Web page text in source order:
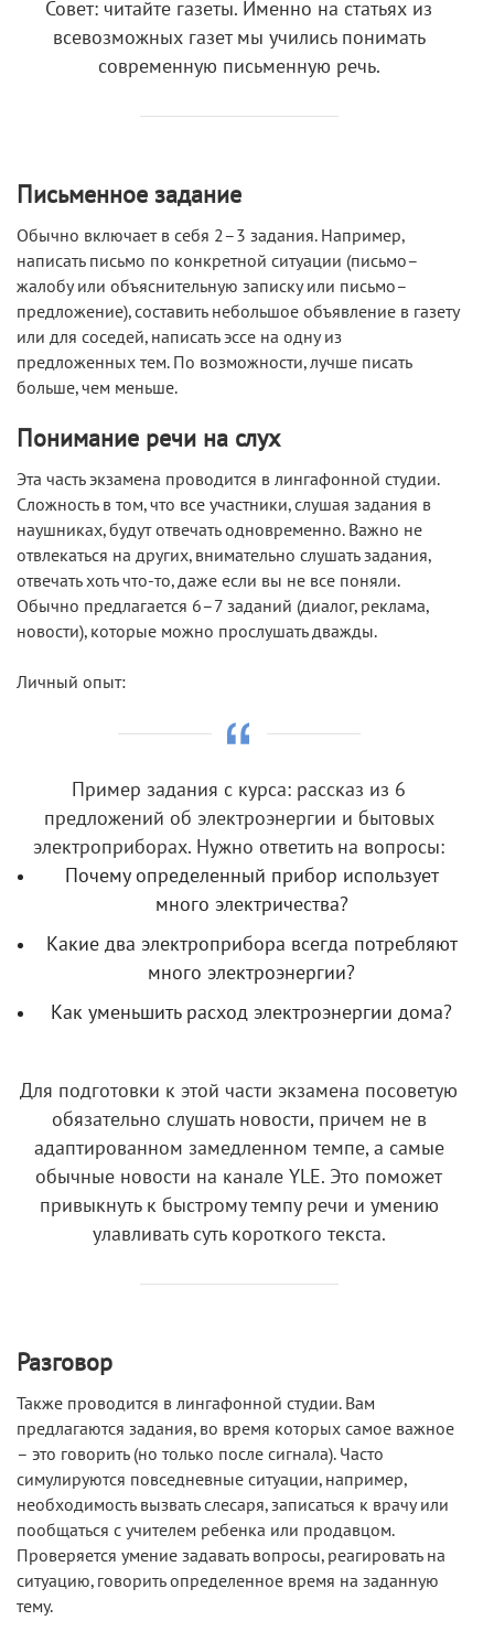
Совет: читайте газеты. Именно на статьях из
всевозможных газет мы учились понимать
современную письменную речь.
Письменное задание
Обычно включает в себя 2–3 задания. Например,
написать письмо по конкретной ситуации (письмо–
жалобу или объяснительную записку или письмо–
предложение), составить небольшое объявление в газету
или для соседей, написать эссе на одну из
предложенных тем. По возможности, лучше писать
больше, чем меньше.
Понимание речи на слух
Эта часть экзамена проводится в лингафонной студии.
Сложность в том, что все участники, слушая задания в
наушниках, будут отвечать одновременно. Важно не
отвлекаться на других, внимательно слушать задания,
отвечать хоть что-то, даже если вы не все поняли.
Обычно предлагается 6–7 заданий (диалог, реклама,
новости), которые можно прослушать дважды.
Личный опыт:
Пример задания с курса: рассказ из 6
предложений об электроэнергии и бытовых
электроприборах. Нужно ответить на вопросы:
Почему определенный прибор использует
много электричества?
Какие два электроприбора всегда потребляют
много электроэнергии?
Как уменьшить расход электроэнергии дома?
Для подготовки к этой части экзамена посоветую
обязательно слушать новости, причем не в
адаптированном замедленном темпе, а самые
обычные новости на канале YLE. Это поможет
привыкнуть к быстрому темпу речи и умению
улавливать суть короткого текста.
Разговор
Также проводится в лингафонной студии. Вам
предлагаются задания, во время которых самое важное
– это говорить (но только после сигнала). Часто
симулируются повседневные ситуации, например,
необходимость вызвать слесаря, записаться к врачу или
пообщаться с учителем ребенка или продавцом.
Проверяется умение задавать вопросы, реагировать на
ситуацию, говорить определенное время на заданную
тему.